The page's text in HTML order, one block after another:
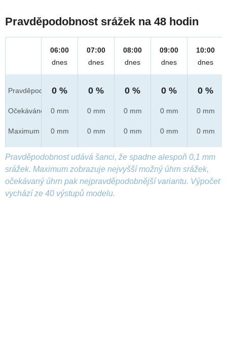
Pravděpodobnost srážek na 48 hodin
Pravděpod.
Očekáváno
Maximum
06:00
dnes
0 %
0 mm
0 mm
07:00
dnes
0 %
0 mm
0 mm
08:00
dnes
0 %
0 mm
0 mm
09:00
dnes
0 %
0 mm
0 mm
10:00
dnes
0 %
0 mm
0 mm
Pravděpodobnost udává šanci, že spadne alespoň 0,1 mm
srážek. Maximum zobrazuje nejvyšší možný úhrn srážek,
očekávaný úhrn pak nejpravděpodobnější variantu. Výpočet
vychází ze 40 výstupů modelu.